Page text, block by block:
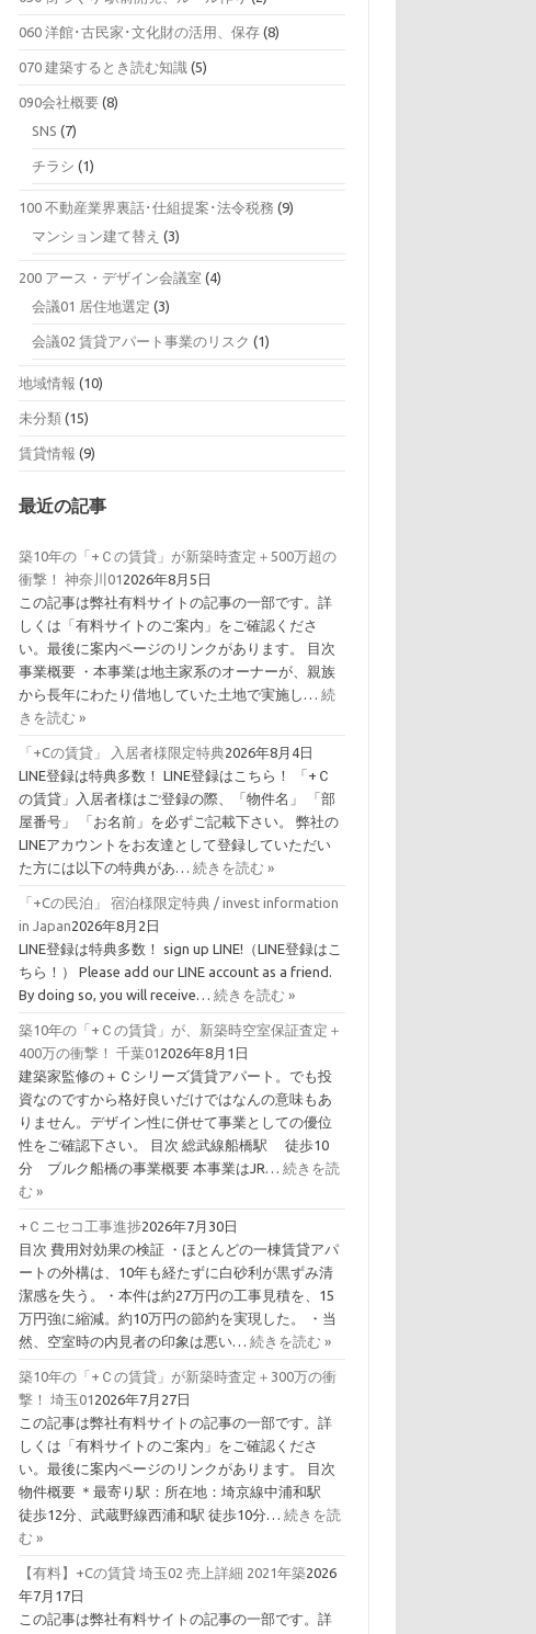
060 洋館･古民家･文化財の活用、保存 (8)
070 建築するとき読む知識 (5)
090会社概要 (8)
SNS (7)
チラシ (1)
100 不動産業界裏話･仕組提案･法令税務 (9)
マンション建て替え (3)
200 アース・デザイン会議室 (4)
会議01 居住地選定 (3)
会議02 賃貸アパート事業のリスク (1)
地域情報 (10)
未分類 (15)
賃貸情報 (9)
最近の記事
築10年の「+Ｃの賃貸」が新築時査定＋500万超の
衝撃！ 神奈川01 2026年8月5日
この記事は弊社有料サイトの記事の一部です。詳
しくは「有料サイトのご案内」をご確認くださ
い。最後に案内ページのリンクがあります。 目次
事業概要 ・本事業は地主家系のオーナーが、親族
から長年にわたり借地していた土地で実施し…続
きを読む »
「+Cの賃貸」 入居者様限定特典2026年8月4日
LINE登録は特典多数！ LINE登録はこちら！ 「+Ｃ
の賃貸」入居者様はご登録の際、「物件名」 「部
屋番号」 「お名前」を必ずご記載下さい。 弊社の
LINEアカウントをお友達として登録していただい
た方には以下の特典があ…続きを読む »
「+Cの民泊」 宿泊様限定特典 / invest information
in Japan2026年8月2日
LINE登録は特典多数！ sign up LINE!（LINE登録はこ
ちら！） Please add our LINE account as a friend.
By doing so, you will receive…続きを読む »
築10年の「+Ｃの賃貸」が、新築時空室保証査定＋
400万の衝撃！ 千葉01 2026年8月1日
建築家監修の＋Ｃシリーズ賃貸アパート。でも投
資なのですから格好良いだけではなんの意味もあ
りません。デザイン性に併せて事業としての優位
性をご確認下さい。 目次 総武線船橋駅 徒歩10
分 ブルク船橋の事業概要 本事業はJR…続きを読
む »
+Ｃニセコ工事進捗2026年7月30日
目次 費用対効果の検証 ・ほとんどの一棟賃貸アパ
ートの外構は、10年も経たずに白砂利が黒ずみ清
潔感を失う。・本件は約27万円の工事見積を、15
万円強に縮減。約10万円の節約を実現した。 ・当
然、空室時の内見者の印象は悪い…続きを読む »
築10年の「+Ｃの賃貸」が新築時査定＋300万の衝
撃！ 埼玉01 2026年7月27日
この記事は弊社有料サイトの記事の一部です。詳
しくは「有料サイトのご案内」をご確認くださ
い。最後に案内ページのリンクがあります。 目次
物件概要 ＊最寄り駅：所在地：埼京線中浦和駅
徒歩12分、武蔵野線西浦和駅 徒歩10分…続きを読
む »
【有料】+Cの賃貸 埼玉02 売上詳細 2021年築2026
年7月17日
この記事は弊社有料サイトの記事の一部です。詳